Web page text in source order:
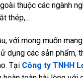
thuộc các ngành
thép,...
với mong muốn
dụng các sản phẩm,
Tại Công ty TNHH